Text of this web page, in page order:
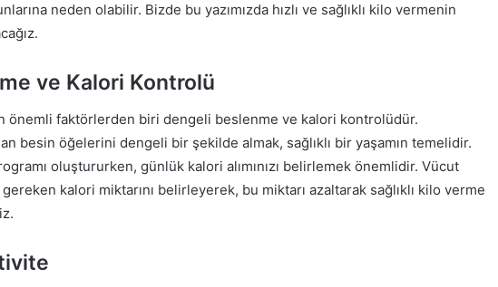
neden olabilir. Bizde bu yazımızda hızlı ve sağlıklı kilo vermenin
ve Kalori Kontrolü
önemli faktörlerden biri dengeli beslenme ve kalori kontrolüdür.
besin öğelerini dengeli bir şekilde almak, sağlıklı bir yaşamın temelidir.
oluştururken, günlük kalori alımınızı belirlemek önemlidir. Vücut
gereken kalori miktarını belirleyerek, bu miktarı azaltarak sağlıklı kilo verme